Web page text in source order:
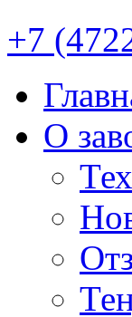
+7
О